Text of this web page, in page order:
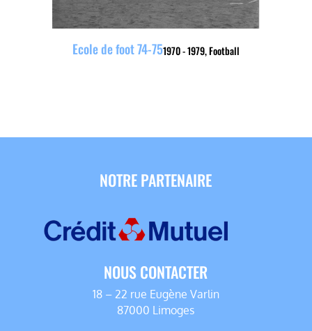
1970 - 1979,Football
Ecole de foot 74-75
NOTRE PARTENAIRE
NOUS CONTACTER
18 – 22 rue Eugène Varlin
87000 Limoges